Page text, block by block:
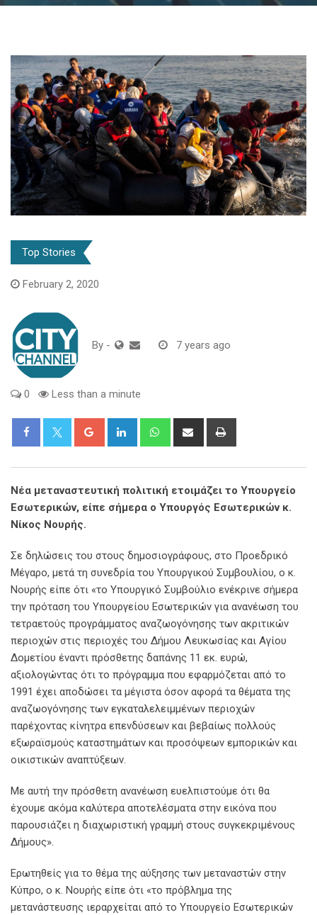
Top Stories
February 2, 2020
By - 7 years ago
0 Less than a minute
Google+ LinkedIn WhatsappShare
Νέα μεταναστευτική πολιτική ετοιμάζει το Υπουργείο
Εσωτερικών, είπε σήμερα ο Υπουργός Εσωτερικών κ.
Νίκος Νουρής.
Σε δηλώσεις του στους δημοσιογράφους, στο Προεδρικό
Μέγαρο, μετά τη συνεδρία του Υπουργικού Συμβουλίου, ο κ.
Νουρής είπε ότι «το Υπουργικό Συμβούλιο ενέκρινε σήμερα
την πρόταση του Υπουργείου Εσωτερικών για ανανέωση του
τετραετούς προγράμματος αναζωογόνησης των ακριτικών
περιοχών στις περιοχές του Δήμου Λευκωσίας και Αγίου
Δομετίου έναντι πρόσθετης δαπάνης 11 εκ. ευρώ,
αξιολογώντας ότι το πρόγραμμα που εφαρμόζεται από το
1991 έχει αποδώσει τα μέγιστα όσον αφορά τα θέματα της
αναζωογόνησης των εγκαταλελειμμένων περιοχών
παρέχοντας κίνητρα επενδύσεων και βεβαίως πολλούς
εξωραϊσμούς καταστημάτων και προσόψεων εμπορικών και
οικιστικών αναπτύξεων.
Με αυτή την πρόσθετη ανανέωση ευελπιστούμε ότι θα
έχουμε ακόμα καλύτερα αποτελέσματα στην εικόνα που
παρουσιάζει η διαχωριστική γραμμή στους συγκεκριμένους
Δήμους».
Ερωτηθείς για το θέμα της αύξησης των μεταναστών στην
Κύπρο, ο κ. Νουρής είπε ότι «το πρόβλημα της
μετανάστευσης ιεραρχείται από το Υπουργείο Εσωτερικών